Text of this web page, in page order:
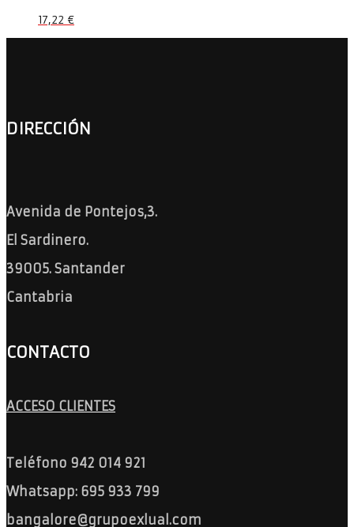
17,22€
DIRECCIÓN
Avenida de Pontejos,3.
El Sardinero.
39005. Santander
Cantabria
CONTACTO
ACCESO CLIENTES
Teléfono 942 014 921
Whatsapp: 695 933 799
bangalore@grupoexlual.com